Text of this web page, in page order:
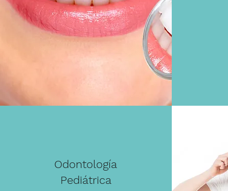
Odontología
Pediátrica